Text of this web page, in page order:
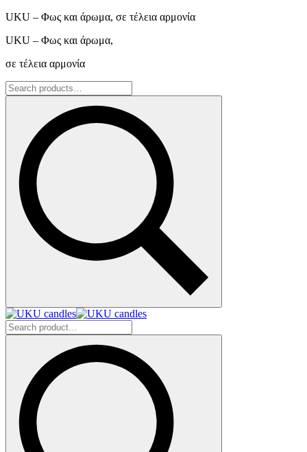
UKU – Φως και άρωμα, σε τέλεια αρμονία
UKU – Φως και άρωμα,
σε τέλεια αρμονία